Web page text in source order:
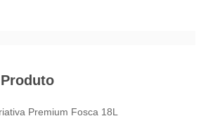
Premium Fosca 18L